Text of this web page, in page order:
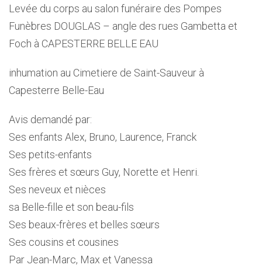
Levée du corps au salon funéraire des Pompes
Funèbres DOUGLAS – angle des rues Gambetta et
Foch à CAPESTERRE BELLE EAU
inhumation au Cimetiere de Saint-Sauveur à
Capesterre Belle-Eau
Avis demandé par:
Ses enfants Alex, Bruno, Laurence, Franck
Ses petits-enfants
Ses frères et sœurs Guy, Norette et Henri.
Ses neveux et nièces
sa Belle-fille et son beau-fils
Ses beaux-frères et belles sœurs
Ses cousins et cousines
Par Jean-Marc, Max et Vanessa